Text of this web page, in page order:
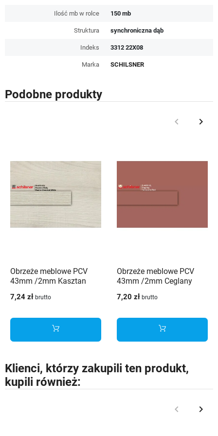
Ilość mb w rolce 150 mb
Struktura synchroniczna dąb
Indeks 3312 22X08
Marka SCHILSNER
Podobne produkty
Poprzedni
keyboard_arrow_left keyboard_arrow_right
Obrzeże meblowe PCV
43mm /2mm Kasztan
7,24 zł brutto
Obrzeże meblowe PCV
43mm /2mm Ceglany
7,20 zł brutto
Klienci, którzy zakupili ten produkt,
kupili również:
Poprzedni
keyboard_arrow_left keyboard_arrow_right